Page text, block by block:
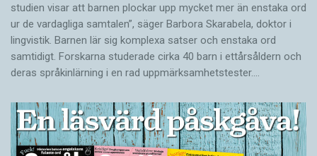
studien visar att barnen plockar upp mycket mer än enstaka ord
ur de vardagliga samtalen”, säger Barbora Skarabela, doktor i
lingvistik. Barnen lär sig komplexa satser och enstaka ord
samtidigt. Forskarna studerade cirka 40 barn i ettårsåldern och
deras språkinlärning i en rad uppmärksamhetstester.…